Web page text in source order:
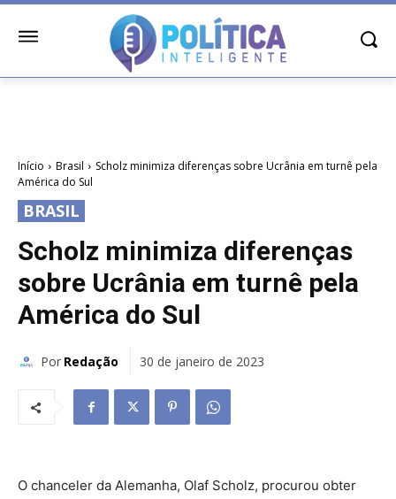
Início Brasil
Scholz minimiza diferenças sobre Ucrânia em turnê pela
América do Sul
BRASIL
Scholz minimiza diferenças
sobre Ucrânia em turnê pela
América do Sul
Por Redação 30 de janeiro de 2023
O chanceler da Alemanha, Olaf Scholz, procurou obter